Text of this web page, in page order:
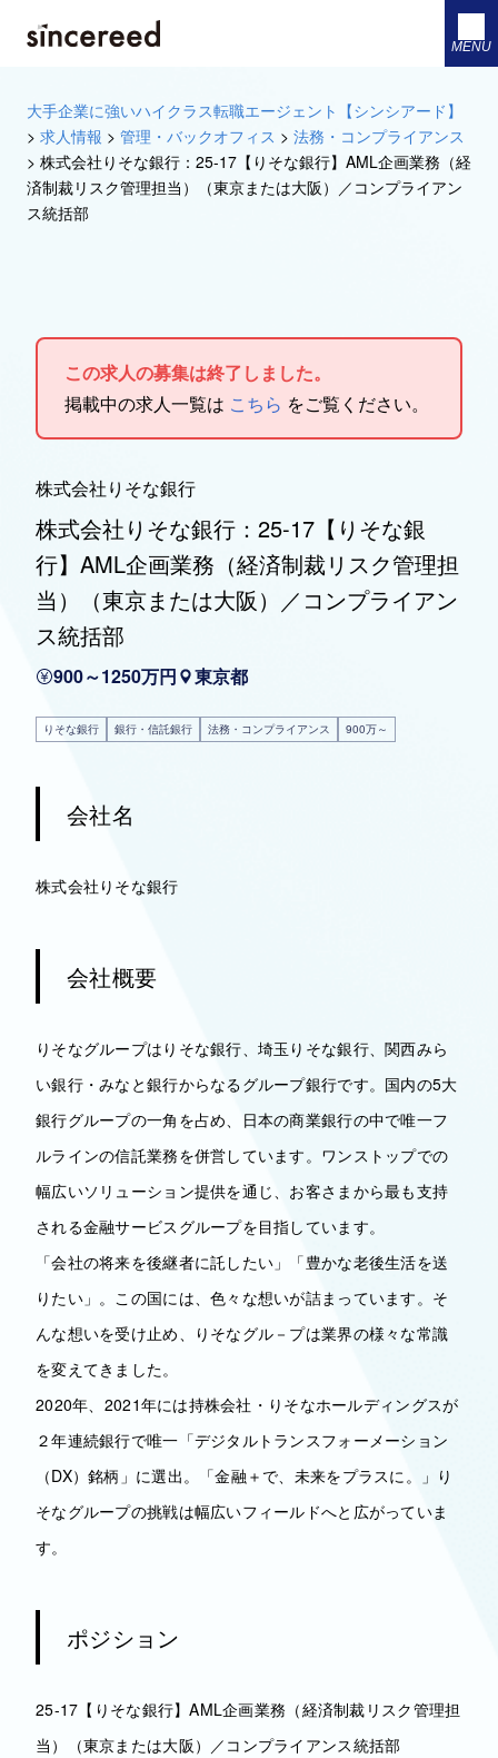
MENU
大手企業に強いハイクラス転職エージェント【シンシアード】
> 求人情報 > 管理・バックオフィス > 法務・コンプライアンス
> 株式会社りそな銀行：25-17【りそな銀行】AML企画業務（経
済制裁リスク管理担当）（東京または大阪）／コンプライアン
ス統括部
この求人の募集は終了しました。
掲載中の求人一覧は こちら をご覧ください。
株式会社りそな銀行
株式会社りそな銀行：25-17【りそな銀
行】AML企画業務（経済制裁リスク管理担
当）（東京または大阪）／コンプライアン
ス統括部
900～1250万円 東京都
りそな銀行 銀行・信託銀行 法務・コンプライアンス 900万～
会社名
株式会社りそな銀行
会社概要
りそなグループはりそな銀行、埼玉りそな銀行、関西みら
い銀行・みなと銀行からなるグループ銀行です。国内の5大
銀行グループの一角を占め、日本の商業銀行の中で唯一フ
ルラインの信託業務を併営しています。ワンストップでの
幅広いソリューション提供を通じ、お客さまから最も支持
される金融サービスグループを目指しています。
「会社の将来を後継者に託したい」「豊かな老後生活を送
りたい」。この国には、色々な想いが詰まっています。そ
んな想いを受け止め、りそなグル－プは業界の様々な常識
を変えてきました。
2020年、2021年には持株会社・りそなホールディングスが
２年連続銀行で唯一「デジタルトランスフォーメーション
（DX）銘柄」に選出。「金融＋で、未来をプラスに。」り
そなグループの挑戦は幅広いフィールドへと広がっていま
す。
ポジション
25-17【りそな銀行】AML企画業務（経済制裁リスク管理担
当）（東京または大阪）／コンプライアンス統括部